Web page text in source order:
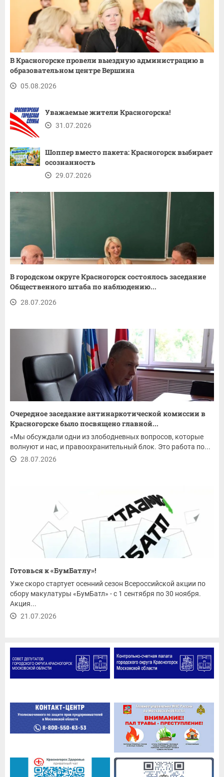
В Красногорске провели выездную администрацию в
образовательном центре Вершина
05.08.2026
Уважаемые жители Красногорска!
31.07.2026
Шоппер вместо пакета: Красногорск выбирает
осознанность
29.07.2026
В городском округе Красногорск состоялось заседание
Общественного штаба по наблюдению...
28.07.2026
Очередное заседание антинаркотической комиссии в
Красногорске было посвящено главной...
«Мы обсуждали одни из злободневных вопросов, которые
волнуют и нас, и правоохранительный блок. Это работа по...
28.07.2026
Готовься к «БумБатлу»!
Уже скоро стартует осенний сезон Всероссийской акции по
сбору макулатуры «БумБатл» - с 1 сентября по 30 ноября.
Акция...
21.07.2026